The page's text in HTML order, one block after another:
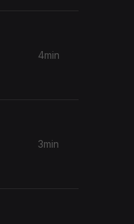
4min
3min